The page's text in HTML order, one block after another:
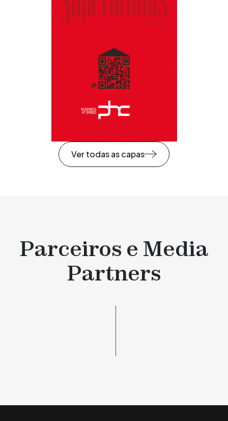
Ver todas as capas
Parceiros e Media
Partners